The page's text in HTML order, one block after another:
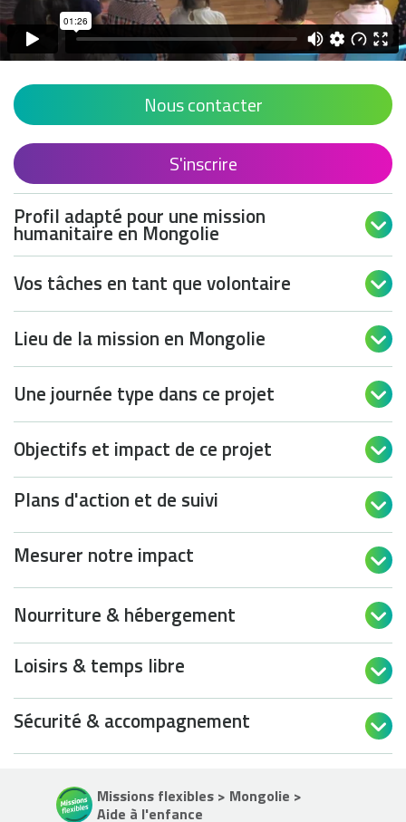
Nous contacter
S'inscrire
Profil adapté pour une mission
humanitaire en Mongolie 
Vos tâches en tant que volontaire 
Lieu de la mission en Mongolie 
Une journée type dans ce projet 
Objectifs et impact de ce projet 
Plans d'action et de suivi 
Mesurer notre impact 
Nourriture & hébergement 
Loisirs & temps libre 
Sécurité & accompagnement 
Missions flexibles > Mongolie >
Aide à l'enfance